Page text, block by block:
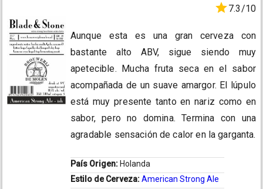
7.3/10
Aunque esta es una gran cerveza con
bastante alto ABV, sigue siendo muy
apetecible. Mucha fruta seca en el sabor
acompañada de un suave amargor. El lúpulo
está muy presente tanto en nariz como en
sabor, pero no domina. Termina con una
agradable sensación de calor en la garganta.
País Origen: Holanda
Estilo de Cerveza:American Strong Ale